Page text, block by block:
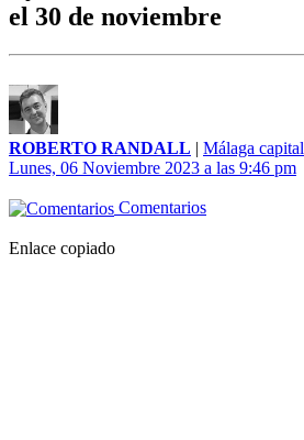
el 30 de noviembre
ROBERTO RANDALL | Málaga capital
Lunes, 06 Noviembre 2023 a las 9:46 pm
Comentarios
Enlace copiado